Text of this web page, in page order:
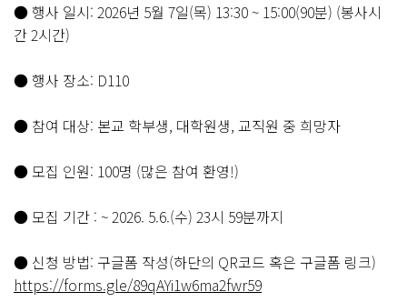
● 행사 일시: 2026년 5월 7일(목) 13:30 ~ 15:00(90분) (봉사시
간 2시간)
● 행사 장소: D110
● 참여 대상: 본교 학부생, 대학원생, 교직원 중 희망자
● 모집 인원: 100명 (많은 참여 환영!)
● 모집 기간 : ~ 2026. 5.6.(수) 23시 59분까지
● 신청 방법: 구글폼 작성(하단의 QR코드 혹은 구글폼 링크)
https://forms.gle/89qAYi1w6ma2fwr59